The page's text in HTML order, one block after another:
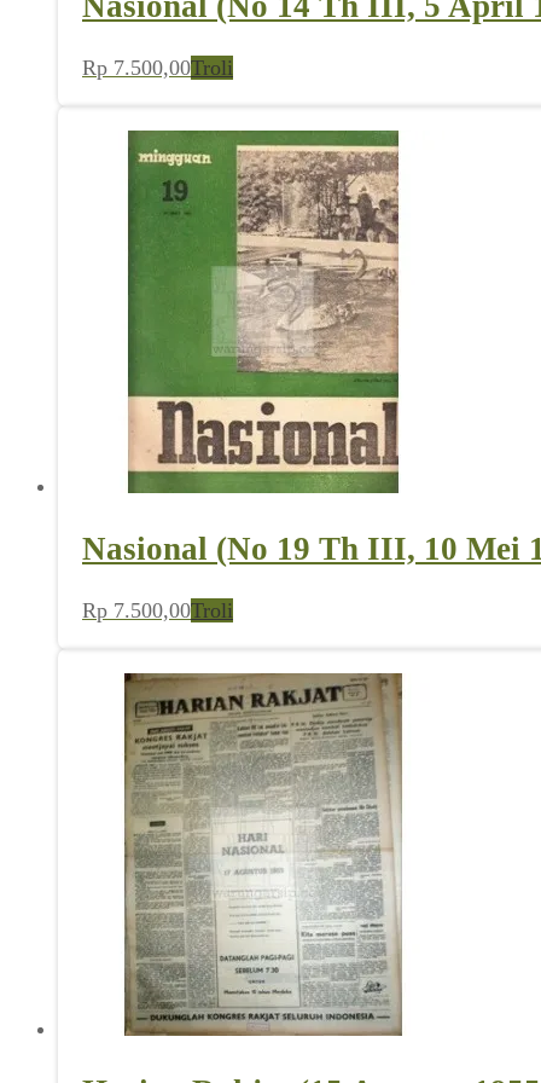
Rp 7.500,00Troli
Nasional (No 19 Th III, 10 Mei
Rp 7.500,00Troli